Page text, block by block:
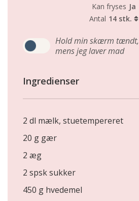
Kan fryses Ja
Antal 14 stk.
Hold min skærm tændt,
mens jeg laver mad
Ingredienser
2 dl mælk, stuetempereret
20 g gær
2 æg
2 spsk sukker
450 g hvedemel